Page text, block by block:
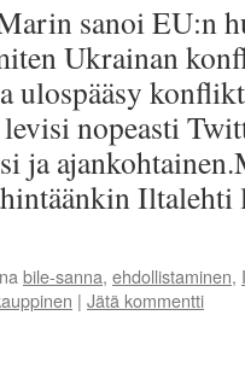
sanoi EU:n
Ukrainan
ulospääsy
nopeasti
ja
bile-sanna, ehdollistaminen,
| Jätä kommentti